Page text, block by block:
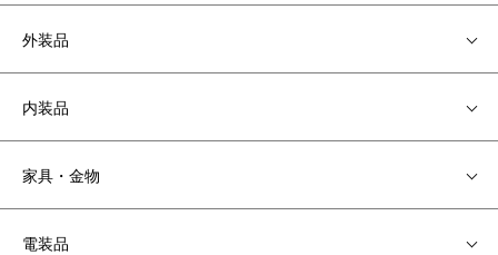
外装品
内装品
家具・金物
電装品